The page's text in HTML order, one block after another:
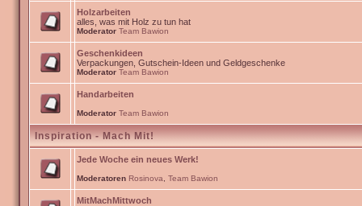
Holzarbeiten
alles, was mit Holz zu tun hat
Moderator Team Bawion
Geschenkideen
Verpackungen, Gutschein-Ideen und Geldgeschenke
Moderator Team Bawion
Handarbeiten
Moderator Team Bawion
Inspiration - Mach Mit!
Jede Woche ein neues Werk!
Moderatoren Rosinova Team Bawion
MitMachMittwoch